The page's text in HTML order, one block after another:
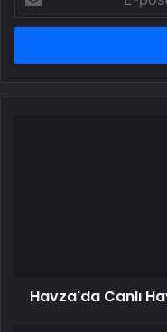
posta
adresinizi
Havza'da Canlı